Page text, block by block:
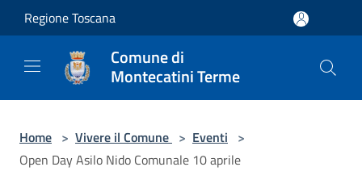
Salta al contenuto principale
Regione Toscana
Comune di
Montecatini Terme
Home > Vivere il Comune > Eventi >
Open Day Asilo Nido Comunale 10 aprile